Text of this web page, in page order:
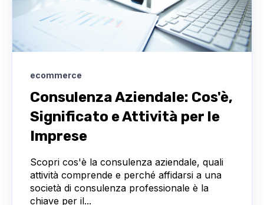
ecommerce
Consulenza Aziendale: Cos'è,
Significato e Attività per le
Imprese
Scopri cos'è la consulenza aziendale, quali
attività comprende e perché affidarsi a una
società di consulenza professionale è la
chiave per il...